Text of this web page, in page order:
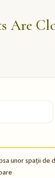
Are
unor spații